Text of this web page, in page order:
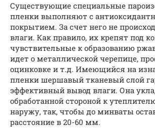
Существующие специальные
пленки выполняют с
покрытием. За счет него не
влаги. Как правило, их крепят под
чувствительные к образованию
идет о металлической черепице,
оцинковке и т.д. Имеющийся на
пленки шершавый тканевый слой
эффективный вывод влаги. Она
обработанной стороной к
наружу, так, чтобы до минваты
расстояние в 20-60 мм.